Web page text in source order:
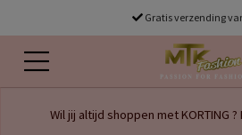
Gratis verzending
Wil jij altijd shoppen met KORTING ?